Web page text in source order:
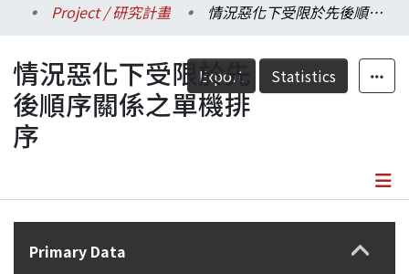
Research Outputs
Fundings & Projects
Researchers
Statistics
Project / 研究計畫
情況惡化下受限於先後順序關係之單機排序
Export Statistics
情況惡化下受限於先
後順序關係之單機排
序
Details
Primary Data